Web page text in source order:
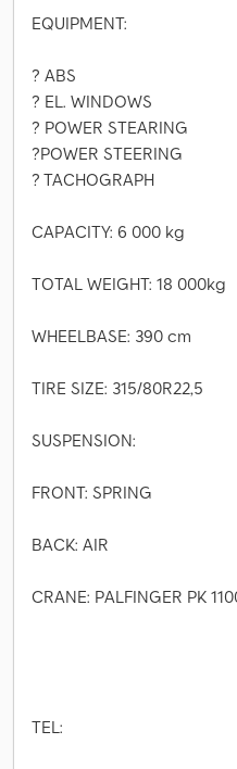
EQUIPMENT:
? ABS
? EL. WINDOWS
? POWER STEARING
?POWER STEERING
? TACHOGRAPH
CAPACITY: 6 000 kg
TOTAL WEIGHT: 18 000kg
WHEELBASE: 390 cm
TIRE SIZE: 315/80R22,5
SUSPENSION:
FRONT: SPRING
BACK: AIR
CRANE: PALFINGER PK
TEL: